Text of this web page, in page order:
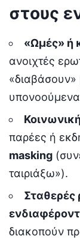
στους
«Ωμές» ή
ανοιχτές
«διαβάσουν»
παρέες ή
masking
ταιριάξω»).
Σταθερές
διακοπούν